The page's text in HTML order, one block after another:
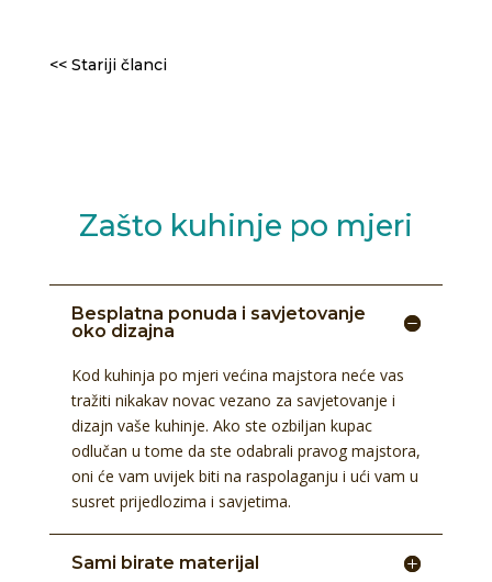
<< Stariji članci
Zašto kuhinje po mjeri
Besplatna ponuda i savjetovanje
oko dizajna
Kod kuhinja po mjeri većina majstora neće vas
tražiti nikakav novac vezano za savjetovanje i
dizajn vaše kuhinje. Ako ste ozbiljan kupac
odlučan u tome da ste odabrali pravog majstora,
oni će vam uvijek biti na raspolaganju i ući vam u
susret prijedlozima i savjetima.
Sami birate materijal